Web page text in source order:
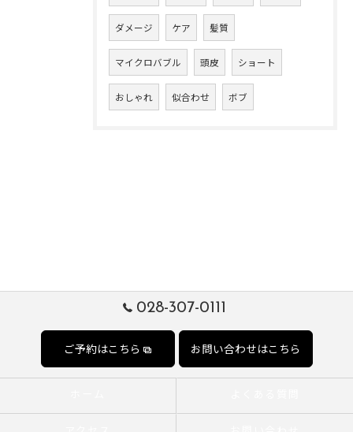
ダメージ ケア 髪質
マイクロバブル 頭皮 ショート
おしゃれ 似合わせ ボブ
028-307-0111
ご予約はこちら お問い合わせはこちら